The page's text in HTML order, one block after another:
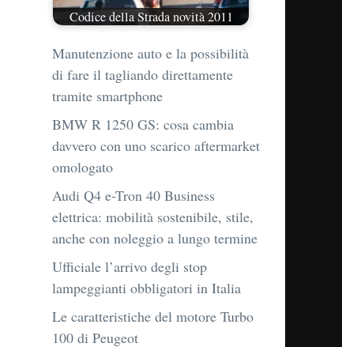
Codice della Strada novità 2011
Manutenzione auto e la possibilità
di fare il tagliando direttamente
tramite smartphone
BMW R 1250 GS: cosa cambia
davvero con uno scarico aftermarket
omologato
Audi Q4 e-Tron 40 Business
elettrica: mobilità sostenibile, stile,
anche con noleggio a lungo termine
Ufficiale l’arrivo degli stop
lampeggianti obbligatori in Italia
Le caratteristiche del motore Turbo
100 di Peugeot